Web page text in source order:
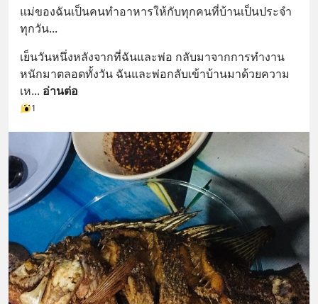
แม่ของฉันเป็นคนทำอาหารให้กับทุกคนที่บ้านเป็นประจำ
ทุกวัน...
เย็นวันหนึ่งหลังจากที่ฉันและพ่อ กลับมาจากการทำงาน
หนักมาตลอดทั้งวัน ฉันและพ่อกลับเข้าบ้านมาด้วยความ
เห... อ่านต่อ
1